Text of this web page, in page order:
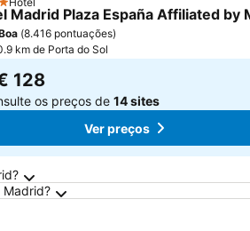
Madrid Plaza España Affiliated by
(8.416 pontuações)
km de Porta do Sol
128
os preços de 14 sites
Ver preços
Madrid?